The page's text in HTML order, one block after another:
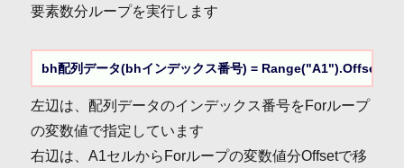
要素数分ループを実行します
bh配列データ(bhインデックス番号) = Range("A1").Offset(0,
左辺は、配列データのインデックス番号をForループ
の変数値で指定しています
右辺は、A1セルからForループの変数値分Offsetで移